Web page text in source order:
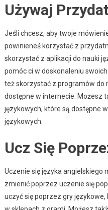
Używaj
Jeśli chcesz, aby twoje
powinieneś korzystać z
skorzystać z aplikacji do nauki
pomóc ci w doskonaleniu
też skorzystać z programów do
dostępne w internecie. Możesz
językowych, które są dostępne
językowych.
Ucz Się
Uczenie się języka angielskiego
zmienić poprzez uczenie się
uczyć się poprzez gry